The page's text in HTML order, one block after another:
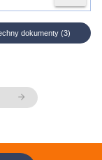
dokumenty (3)
arrow_forward